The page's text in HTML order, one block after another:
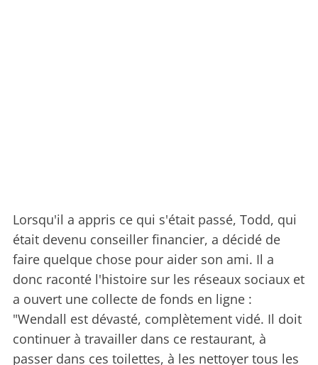
Lorsqu'il a appris ce qui s'était passé, Todd, qui
était devenu conseiller financier, a décidé de
faire quelque chose pour aider son ami. Il a
donc raconté l'histoire sur les réseaux sociaux et
a ouvert une collecte de fonds en ligne :
"Wendall est dévasté, complètement vidé. Il doit
continuer à travailler dans ce restaurant, à
passer dans ces toilettes, à les nettoyer tous les